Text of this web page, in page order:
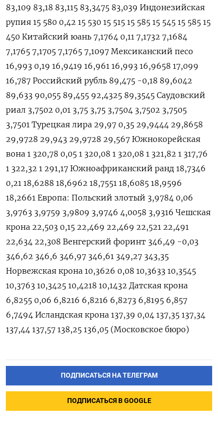
83,109 83,18 83,115 83,3475 83,039 Индонезийская
рупия 15 580 0,42 15 530 15 515 15 585 15 545 15 585 15
450 Китайский юань 7,1764 0,11 7,1732 7,1684
7,1765 7,1705 7,1765 7,1097 Мексиканский песо
16,993 0,19 16,9419 16,961 16,993 16,9658 17,099
16,787 Российский рубль 89,475 -0,18 89,6042
89,633 90,055 89,455 92,4325 89,3545 Саудовский
риал 3,7502 0,01 3,75 3,75 3,7504 3,7502 3,7505
3,7501 Турецкая лира 29,97 0,35 29,9444 29,8658
29,9728 29,943 29,9728 29,567 Южнокорейская
вона 1 320,78 0,05 1 320,08 1 320,08 1 321,82 1 317,76
1 322,32 1 291,17 Южноафриканский ранд 18,7346
0,21 18,6288 18,6962 18,7551 18,6085 18,9596
18,2661 Европа: Польский злотый 3,9784 0,06
3,9763 3,9759 3,9809 3,9746 4,0058 3,9316 Чешская
крона 22,503 0,15 22,469 22,469 22,521 22,491
22,634 22,308 Венгерский форинт 346,49 -0,03
346,62 346,6 346,97 346,61 349,27 343,35
Норвежская крона 10,3626 0,08 10,3633 10,3545
10,3763 10,3425 10,4218 10,1432 Датская крона
6,8255 0,06 6,8216 6,8216 6,8273 6,8195 6,857
6,7494 Исландская крона 137,39 0,04 137,35 137,34
137,44 137,57 138,25 136,05 (Московское бюро)
ПОДПИСАТЬСЯ НА ТЕЛЕГРАМ
ПОДПИСАТЬСЯ В GOOGLE